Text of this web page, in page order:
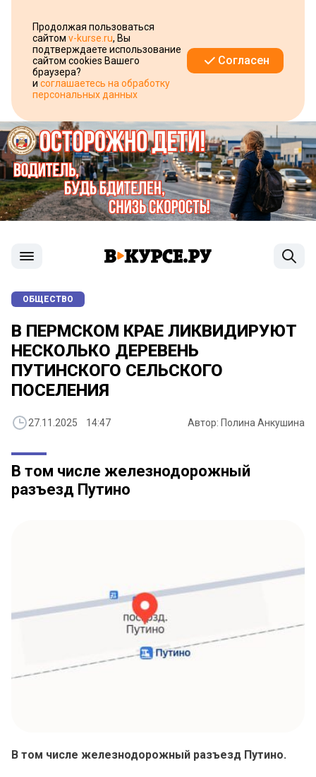
Продолжая пользоваться
сайтом v-kurse.ru, Вы
подтверждаете использование
сайтом cookies Вашего
браузера?
и соглашаетесь на обработку
персональных данных
Согласен
ОБЩЕСТВО
В ПЕРМСКОМ КРАЕ ЛИКВИДИРУЮТ
НЕСКОЛЬКО ДЕРЕВЕНЬ
ПУТИНСКОГО СЕЛЬСКОГО
ПОСЕЛЕНИЯ
27.11.2025 14:47 Автор: Полина Анкушина
В том числе железнодорожный
разъезд Путино
В том числе железнодорожный разъезд Путино.